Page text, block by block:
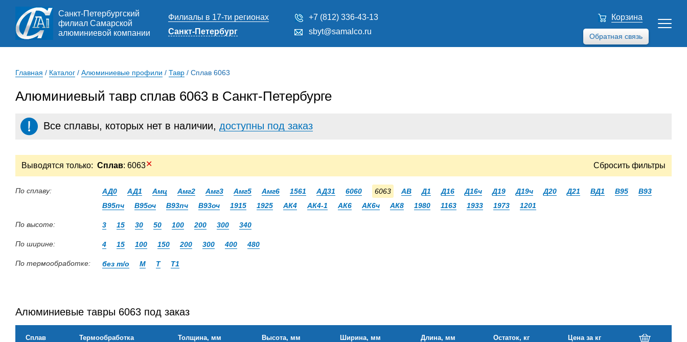
Санкт-Петербургский
филиал Самарской
алюминиевой компании
Филиалы в 17-ти регионах
Санкт-Петербург
+7 (812) 336-43-13
sbyt@samalco.ru
Обратная связь
Корзина
Главная / Каталог / Алюминиевые профили / Тавр / Сплав 6063
Алюминиевый тавр сплав 6063 в Санкт-Петербурге
Все сплавы, которых нет в наличии, доступны под заказ
Выводятся только: Сплав: 6063✕ Сбросить фильтры
По сплаву: АД0 АД1 Амц Амг2 Амг3 Амг5 Амг6 1561 АД31 6060 6063 АВ Д1 Д16 Д16ч Д19 Д19ч Д20 Д21 ВД1 В95
В93
В95пч
В95оч В93пч В93оч 1915 1925 АК4 АК4-1 АК6 АК6ч АК8 1980 1163 1933 1973 1201
По высоте: 3 15 30 50 100 200 300 340
По ширине: 4 15 100 150 200 300 400 480
По термообработке: без т/о М Т Т1
Алюминиевые тавры 6063 под заказ
Сплав Термообработка Толщина, мм Высота, мм Ширина, мм Длина, мм Остаток, кг Цена за кг